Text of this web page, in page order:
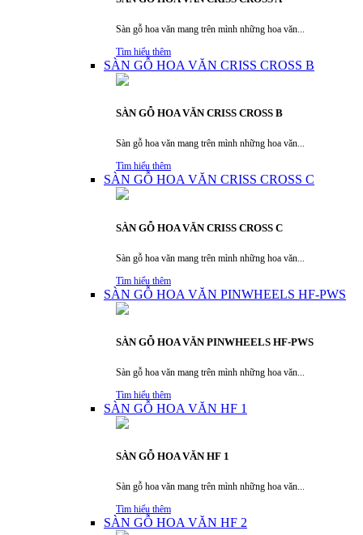
Sàn gỗ hoa văn mang trên mình những hoa văn...
Tìm hiểu thêm
SÀN GỖ HOA VĂN CRISS CROSS B
SÀN GỖ HOA VĂN CRISS CROSS B
Sàn gỗ hoa văn mang trên mình những hoa văn...
Tìm hiểu thêm
SÀN GỖ HOA VĂN CRISS CROSS C
SÀN GỖ HOA VĂN CRISS CROSS C
Sàn gỗ hoa văn mang trên mình những hoa văn...
Tìm hiểu thêm
SÀN GỖ HOA VĂN PINWHEELS HF-PWS
SÀN GỖ HOA VĂN PINWHEELS HF-PWS
Sàn gỗ hoa văn mang trên mình những hoa văn...
Tìm hiểu thêm
SÀN GỖ HOA VĂN HF 1
SÀN GỖ HOA VĂN HF 1
Sàn gỗ hoa văn mang trên mình những hoa văn...
Tìm hiểu thêm
SÀN GỖ HOA VĂN HF 2